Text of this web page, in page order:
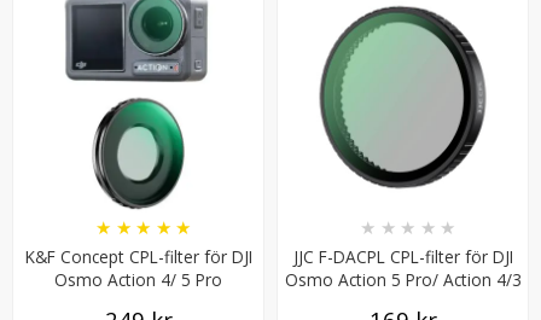
K&F Concept CPL-filter för DJI
Osmo Action 4/ 5 Pro
★ ★ ★ ★ ★
JJC F-DACPL CPL-filter för DJI
Osmo Action 5 Pro/ Action 4/3
★ ★ ★ ★ ★